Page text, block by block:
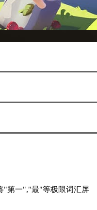
"第一","最"等极限词汇屏